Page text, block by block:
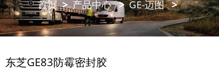
首页 产品中心 GE-迈图
东芝GE83防霉密封胶